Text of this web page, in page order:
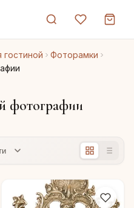
гостиной
Фоторамки
фотографии